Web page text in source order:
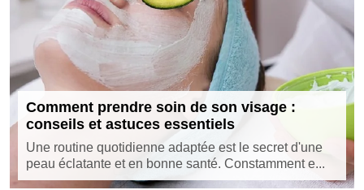
Comment prendre soin de son visage :
conseils et astuces essentiels
Une routine quotidienne adaptée est le secret d'une
peau éclatante et en bonne santé. Constamment e...